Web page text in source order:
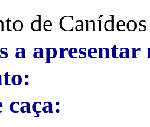
de Canídeos
a
caça: